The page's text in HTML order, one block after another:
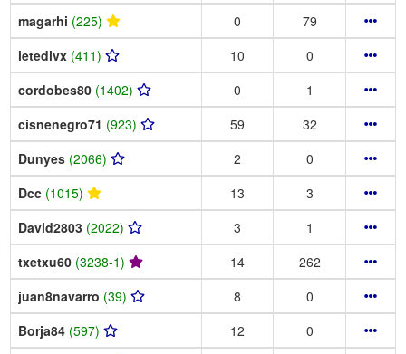
magarhi (225) 0
79
letedivx (411) 10
0
cordobes80 (1402) 0
1
cisnenegro71 (923) 59
32
Dunyes (2066) 2
0
Dcc (1015) 13
3
David2803 (2022) 3
1
txetxu60 (3238-1) 14
262
juan8navarro (39) 8
0
Borja84 (597) 12
0